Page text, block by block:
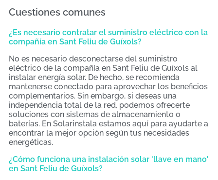
Cuestiones comunes
¿Es necesario contratar el suministro eléctrico con la
compañía en Sant Feliu de Guíxols?
No es necesario desconectarse del suministro
eléctrico de la compañía en Sant Feliu de Guíxols al
instalar energía solar. De hecho, se recomienda
mantenerse conectado para aprovechar los beneficios
complementarios. Sin embargo, si deseas una
independencia total de la red, podemos ofrecerte
soluciones con sistemas de almacenamiento o
baterías. En Solarinstala estamos aquí para ayudarte a
encontrar la mejor opción según tus necesidades
energéticas.
¿Cómo funciona una instalación solar 'llave en mano'
en Sant Feliu de Guíxols?